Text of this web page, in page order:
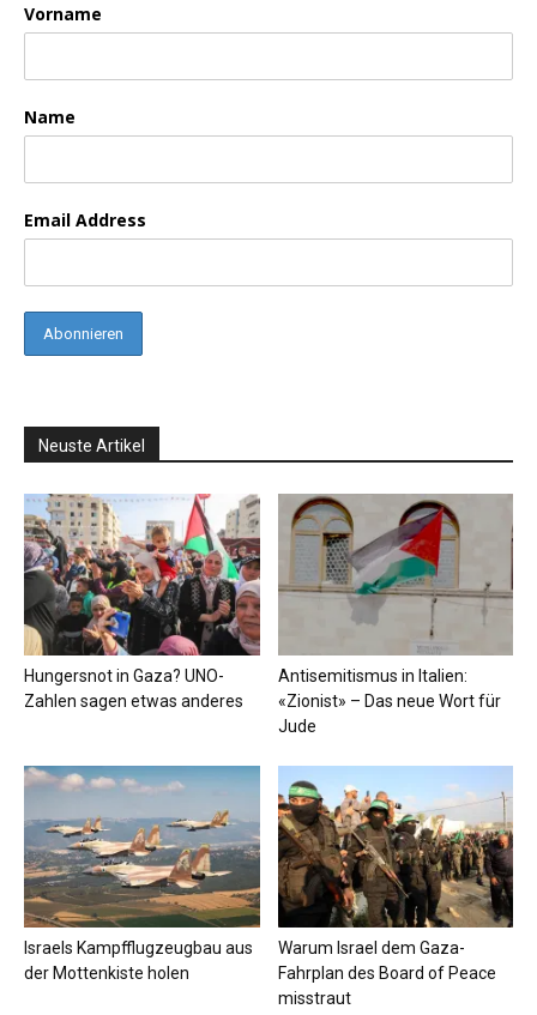
Vorname
Name
Email Address
Neuste Artikel
Hungersnot in Gaza? UNO-
Zahlen sagen etwas anderes
Antisemitismus in Italien:
«Zionist» – Das neue Wort für
Jude
Israels Kampfflugzeugbau aus
der Mottenkiste holen
Warum Israel dem Gaza-
Fahrplan des Board of Peace
misstraut